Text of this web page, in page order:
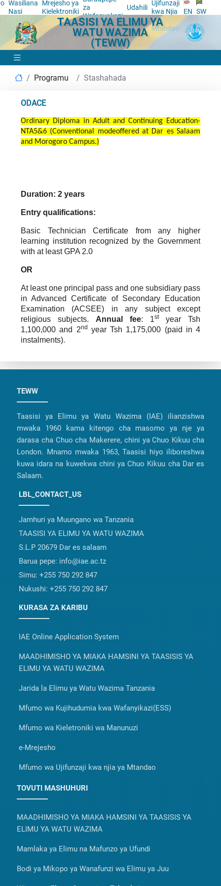
Wasiliana
Nasi
Mrejesho ya
Kielektroniki za
Wafanyakazi
Udahili Ujifunzaji
kwa Njia
ya
Mtandao
EN SW
TAASISI YA ELIMU YA
WATU WAZIMA
(TEWW)
Programu Stashahada
ODACE
Ordinary Diploma in Adult and Continuing Education-
NTA5&6 (Conventional modeoffered at Dar es Salaam
and Morogoro Campus.)
Duration: 2 years
Entry qualifications:
Basic Technician Certificate from any higher
learning institution recognized by the Government
with at least GPA 2.0
OR
At least one principal pass and one subsidiary pass
in Advanced Certificate of Secondary Education
Examination (ACSEE) in any subject except
religious subjects. Annual fee: 1styear Tsh
1,100,000 and 2nd year Tsh 1,175,000 (paid in 4
instalments).
TEWW
Taasisi ya Elimu ya Watu Wazima (IAE) ilianzishwa
mwaka 1960 kama kitengo cha masomo ya nje ya
darasa cha Chuo cha Makerere, chini ya Chuo Kikuu cha
London. Mnamo mwaka 1963, Taasisi hiyo iliboreshwa
kuwa idara na kuwekwa chini ya Chuo Kikuu cha Dar es
Salaam.
LBL_CONTACT_US
Jamhuri ya Muungano wa Tanzania
TAASISI YA ELIMU YA WATU WAZIMA
S.L.P 20679 Dar es salaam
Barua pepe: info@iae.ac.tz
Simu: +255 750 292 847
Nukushi: +255 750 292 847
KURASA ZA KARIBU
IAE Online Application System
MAADHIMISHO YA MIAKA HAMSINI YA TAASISIS YA
ELIMU YA WATU WAZIMA
Jarida la Elimu ya Watu Wazima Tanzania
Mfumo wa Kujihudumia kwa Wafanyikazi(ESS)
Mfumo wa Kieletroniki wa Manunuzi
e-Mrejesho
Mfumo wa Ujifunzaji kwa njia ya Mtandao
TOVUTI MASHUHURI
MAADHIMISHO YA MIAKA HAMSINI YA TAASISIS YA
ELIMU YA WATU WAZIMA
Mamlaka ya Elimu na Mafunzo ya Ufundi
Bodi ya Mikopo ya Wanafunzi wa Elimu ya Juu